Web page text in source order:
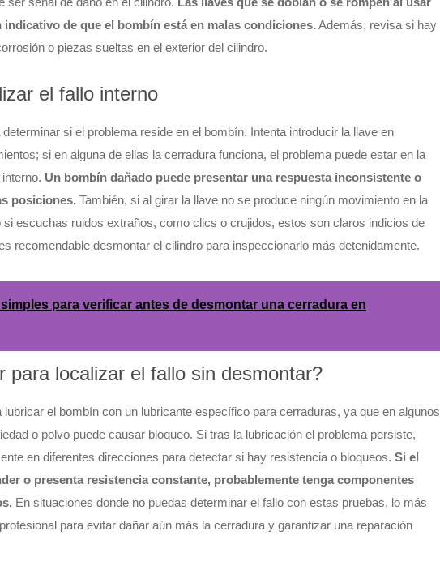
de que el bombín está en malas condiciones. Además, revisa si hay
o piezas sueltas en el exterior del cilindro.
el fallo interno
si el problema reside en el bombín. Intenta introducir la llave en
si en alguna de ellas la cerradura funciona, el problema puede estar en la
Un bombín dañado puede presentar una respuesta inconsistente o
posiciones. También, si al girar la llave no se produce ningún movimiento en la
escuchas ruidos extraños, como clics o crujidos, estos son claros indicios de
recomendable desmontar el cilindro para inspeccionarlo más detenidamente.
para verificar antes de desmontar una cerradura en
para localizar el fallo sin desmontar?
el bombín con un lubricante específico para cerraduras, ya que en algunos
o polvo puede causar bloqueo. Si tras la lubricación el problema persiste,
en diferentes direcciones para detectar si hay resistencia o bloqueos. Si el
o presenta resistencia constante, probablemente tenga componentes
En situaciones donde no puedas determinar el fallo con estas pruebas, lo más
para evitar dañar aún más la cerradura y garantizar una reparación